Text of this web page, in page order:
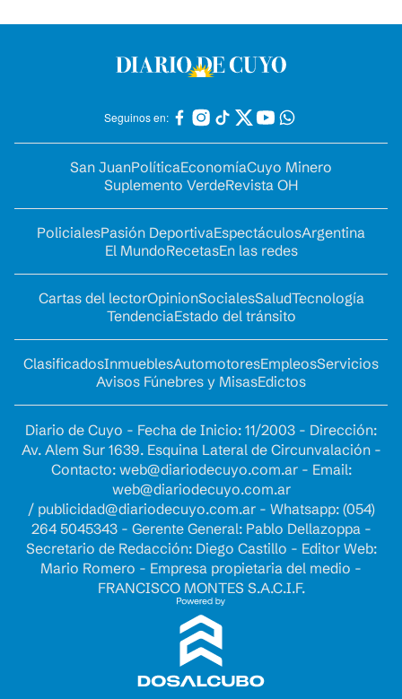
Seguinos en:
San JuanPolíticaEconomíaCuyo Minero
Suplemento VerdeRevista OH
PolicialesPasión DeportivaEspectáculosArgentina
El MundoRecetasEn las redes
Cartas del lectorOpinionSocialesSaludTecnología
TendenciaEstado del tránsito
ClasificadosInmueblesAutomotoresEmpleosServicios
Avisos Fúnebres y MisasEdictos
Diario de Cuyo - Fecha de Inicio: 11/2003 - Dirección:
Av. Alem Sur 1639. Esquina Lateral de Circunvalación -
Contacto: web@diariodecuyo.com.ar- Email:
web@diariodecuyo.com.ar
/ publicidad@diariodecuyo.com.ar- Whatsapp: (054)
264 5045343 - Gerente General: Pablo Dellazoppa -
Secretario de Redacción: Diego Castillo - Editor Web:
Mario Romero - Empresa propietaria del medio -
FRANCISCO MONTES S.A.C.I.F.